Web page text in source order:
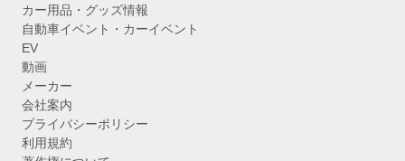
カー用品・グッズ情報
自動車イベント・カーイベント
EV
動画
メーカー
会社案内
プライバシーポリシー
利用規約